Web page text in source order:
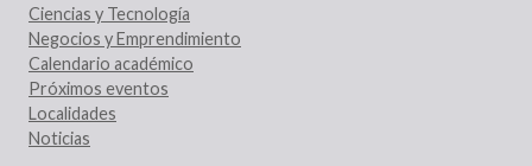
Ciencias y Tecnología
Negocios y Emprendimiento
Calendario académico
Próximos eventos
Localidades
Noticias